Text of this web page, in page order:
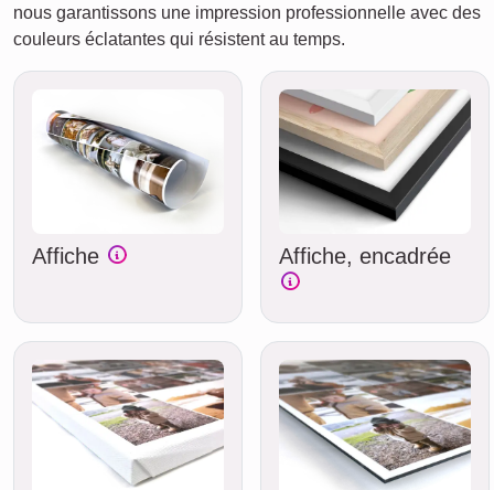
nous garantissons une impression professionnelle avec des
couleurs éclatantes qui résistent au temps.
Affiche Affiche, encadrée